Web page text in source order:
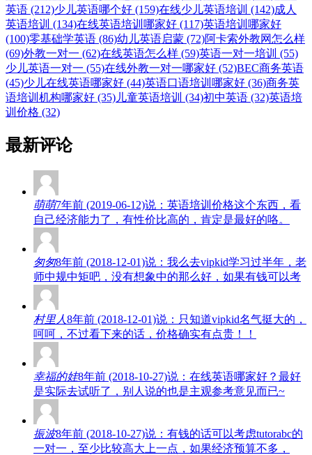
英语 (212)少儿英语哪个好 (159)在线少儿英语培训 (142)成人
英语培训 (134)在线英语培训哪家好 (117)英语培训哪家好
(100)零基础学英语 (86)幼儿英语启蒙 (72)阿卡索外教网怎么样
(69)外教一对一 (62)在线英语怎么样 (59)英语一对一培训 (55)
少儿英语一对一 (55)在线外教一对一哪家好 (52)BEC商务英语
(45)少儿在线英语哪家好 (44)英语口语培训哪家好 (36)商务英
语培训机构哪家好 (35) 儿童英语培训 (34)初中英语 (32)英语培
训价格 (32)
最新评论
萌萌7年前 (2019-06-12)说：英语培训价格这个东西，看
自己经济能力了，有性价比高的，肯定是最好的咯。
匆匆8年前 (2018-12-01)说：我么去vipkid学习过半年，老
师中规中矩吧，没有想象中的那么好，如果有钱可以考
村里人8年前 (2018-12-01)说：只知道vipkid名气挺大的，
呵呵，不过看下来的话，价格确实有点贵！！
幸福的娃8年前 (2018-10-27)说：在线英语哪家好？最好
是实际去试听了，别人说的也是主观参考意见而已~
振波8年前 (2018-10-27)说：有钱的话可以考虑tutorabc的
一对一，至少比较高大上一点，如果经济预算不多，